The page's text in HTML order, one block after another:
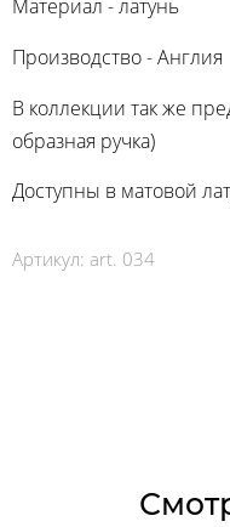
Материал - латунь
Производство - Англия
В коллекции так же
образная ручка)
Доступны в матовой
Артикул: art. 034